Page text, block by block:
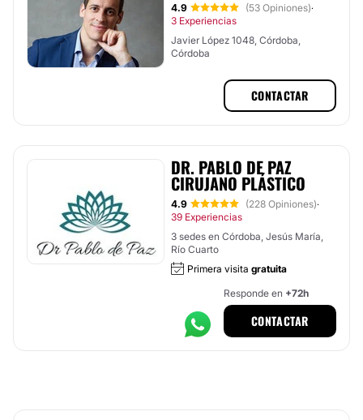
4.9 (53 Opiniones)·
3 Experiencias
Javier López 1048, Córdoba,
Córdoba
CONTACTAR
DR. PABLO DE PAZ
CIRUJANO PLÁSTICO
4.9 (228 Opiniones)·
39 Experiencias
3 sedes en Córdoba, Jesús María,
Río Cuarto
Primera visita gratuita
Responde en +72h
CONTACTAR